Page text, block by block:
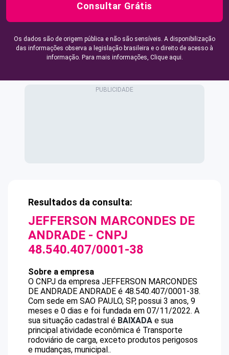
Consultar Grátis
Os dados são de origem pública e não são sensíveis. A disponibilização
das informações observa a legislação brasileira e o direito de acesso à
informação. Para mais informações, Clique aqui.
Resultados da consulta:
JEFFERSON MARCONDES DE
ANDRADE - CNPJ
48.540.407/0001-38
Sobre a empresa
O CNPJ da empresa JEFFERSON MARCONDES
DE ANDRADE ANDRADE é 48.540.407/0001-38.
Com sede em SAO PAULO, SP, possui 3 anos, 9
meses e 0 dias e foi fundada em 07/11/2022. A
sua situação cadastral é BAIXADA e sua
principal atividade econômica é Transporte
rodoviário de carga, exceto produtos perigosos
e mudanças, municipal..